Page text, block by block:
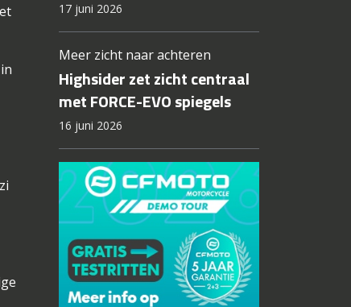
17 juni 2026
Meer zicht naar achteren
Highsider zet zicht centraal
met FORCE-EVO spiegels
16 juni 2026